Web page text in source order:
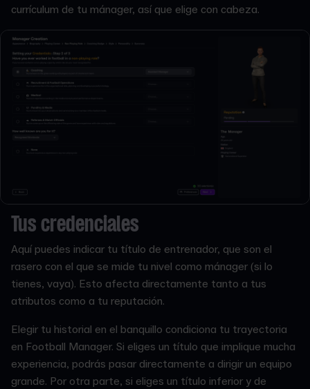
currículum de tu mánager, así que elige con cabeza.
Tus credenciales
Aquí puedes indicar tu título de entrenador, que son el
rasero con el que se mide tu nivel como mánager (si lo
tienes, vaya). Esto afecta directamente tanto a tus
atributos como a tu reputación.
Elegir tu historial en el banquillo condiciona tu trayectoria
en Football Manager. Si eliges un título que implique mucha
experiencia, podrás pasar directamente a dirigir un equipo
grande. Por otra parte, si eliges un título inferior y de